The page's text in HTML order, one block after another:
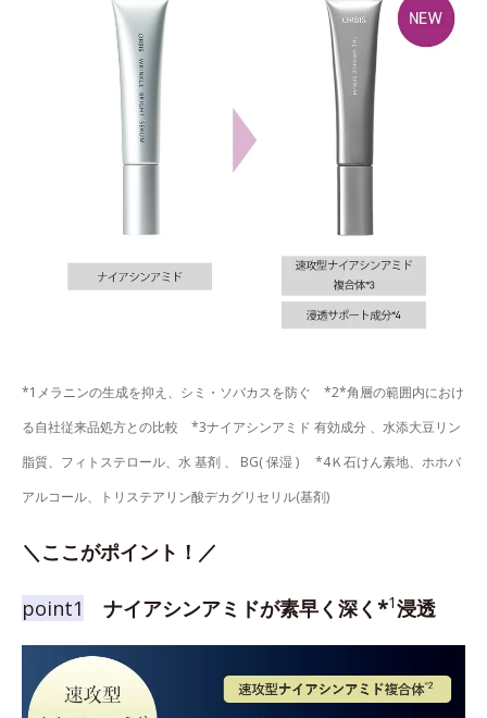
*1メラニンの生成を抑え、シミ・ソバカスを防ぐ *2*角層の範囲内におけ
る自社従来品処方との比較 *3ナイアシンアミド 有効成分 、水添大豆リン
脂質、フィトステロール、水 基剤 、 BG( 保湿 ) *4Ｋ石けん素地、ホホバ
アルコール、トリステアリン酸デカグリセリル(基剤)
＼ここがポイント！／
point1 ナイアシンアミドが素早く深く*1浸透